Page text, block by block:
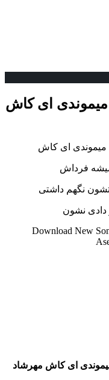
ای کاش
میموندی ای کاش
میشه فرداش
نگهم داشتی
دادی نشون
Download New
ای کاش مهرشاد